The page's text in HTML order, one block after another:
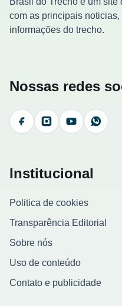
com as principais
informações do trecho.
Nossas redes
FacebookInstagramYouTube
Institucional
Politica de cookies
Transparência Editorial
Sobre nós
Uso de conteúdo
Contato e publicidade